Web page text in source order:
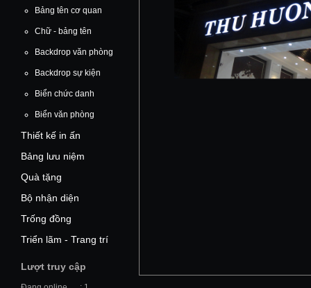
Bảng tên cơ quan
Chữ - bảng tên
Backdrop văn phòng
Backdrop sự kiện
Biển chức danh
Biển văn phòng
Thiết kế in ấn
Bảng lưu niệm
Quà tặng
Bộ nhận diện
Trống đồng
Triển lãm - Trang trí
Lượt truy cập